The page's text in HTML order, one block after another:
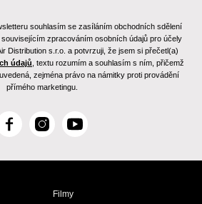
souhlasím se zasíláním obchodních sdělení
zpracováním osobních údajů pro účely
Distribution s.r.o. a potvrzuji, že jsem si přečetl(a)
údajů , textu rozumím a souhlasím s ním, přičemž
zejména právo na námitky proti provádění
přímého marketingu.
F
c
I
s
Y
u
Filmy